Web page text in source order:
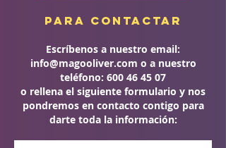
Para contactar
Escríbenos a nuestro email:
info@magooliver.com o a nuestro
teléfono: 600 46 45 07
o rellena el siguiente formulario y nos
pondremos en contacto contigo para
darte toda la información: